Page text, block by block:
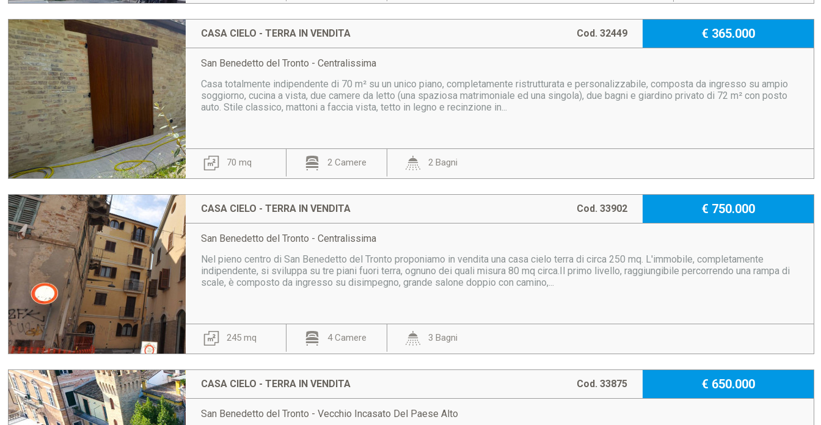
CASA CIELO - TERRA IN VENDITA € 365.000
Cod. 32449
San Benedetto del Tronto - Centralissima
Casa totalmente indipendente di 70 m² su un unico piano, completamente ristrutturata e personalizzabile, composta da ingresso su ampio
soggiorno, cucina a vista, due camere da letto (una spaziosa matrimoniale ed una singola), due bagni e giardino privato di 72 m² con posto
auto. Stile classico, mattoni a faccia vista, tetto in legno e recinzione in...
70 mq 2 Camere 2 Bagni
CASA CIELO - TERRA IN VENDITA € 750.000
Cod. 33902
San Benedetto del Tronto - Centralissima
Nel pieno centro di San Benedetto del Tronto proponiamo in vendita una casa cielo terra di circa 250 mq. L'immobile, completamente
indipendente, si sviluppa su tre piani fuori terra, ognuno dei quali misura 80 mq circa.Il primo livello, raggiungibile percorrendo una rampa di
scale, è composto da ingresso su disimpegno, grande salone doppio con camino,...
245 mq 4 Camere 3 Bagni
CASA CIELO - TERRA IN VENDITA € 650.000
Cod. 33875
San Benedetto del Tronto - Vecchio Incasato Del Paese Alto